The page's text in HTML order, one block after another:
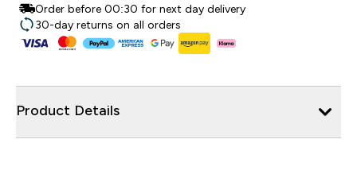
Order before 00:30 for next day delivery
30-day returns on all orders
Product Details